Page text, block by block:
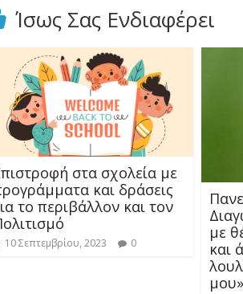
Ίσως Σας Ενδιαφέρει
στα σχολεία με
και δράσεις
το περιβάλλον και τον
10 Σεπτεμβρίου, 2023 0
με
και